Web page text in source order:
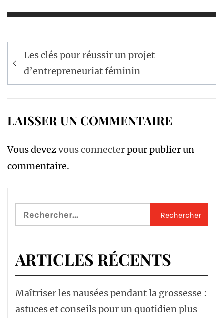
Navigation
de
l’article
Les clés pour réussir un projet
d’entrepreneuriat féminin
LAISSER UN COMMENTAIRE
Vous devezvous connecterpour publier un
commentaire.
Rechercher :
ARTICLES RÉCENTS
Maîtriser les nausées pendant la grossesse :
astuces et conseils pour un quotidien plus